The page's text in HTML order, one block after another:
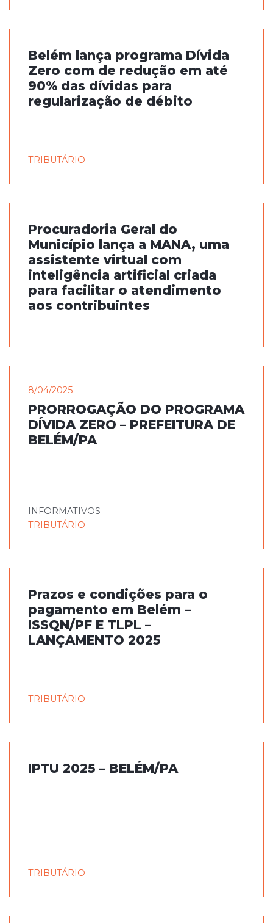
Belém lança programa Dívida
Zero com de redução em até
90% das dívidas para
regularização de débito
TRIBUTÁRIO
Procuradoria Geral do
Município lança a MANA, uma
assistente virtual com
inteligência artificial criada
para facilitar o atendimento
aos contribuintes
8/04/2025
PRORROGAÇÃO DO PROGRAMA
DÍVIDA ZERO – PREFEITURA DE
BELÉM/PA
INFORMATIVOS
TRIBUTÁRIO
Prazos e condições para o
pagamento em Belém –
ISSQN/PF E TLPL –
LANÇAMENTO 2025
TRIBUTÁRIO
IPTU 2025 – BELÉM/PA
TRIBUTÁRIO